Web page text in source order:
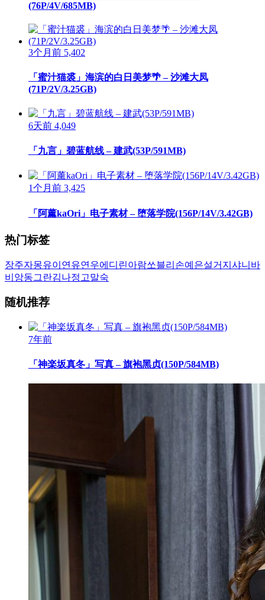
(76P/4V/685MB)
3个月前 5,402
「蜜汁猫裘」海滨的白日美梦🌴 – 沙滩大凤
(71P/2V/3.25GB)
6天前 4,049
「九言」碧蓝航线 – 建武(53P/591MB)
1个月前 3,425
「阿薰kaOri」电子素材 – 堕落学院(156P/14V/3.42GB)
热门标签
장주자몽유이 연유연우에디린아람쏘블리 손예은설거지 샤니 바
비앙동그란김나정 고말숙
随机推荐
7年前
「神楽坂真冬」写真 – 旗袍黑贞(150P/584MB)